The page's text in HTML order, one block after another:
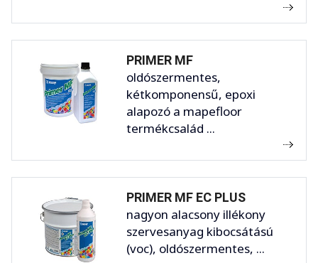
PRIMER MF
oldószermentes,
kétkomponensű, epoxi
alapozó a mapefloor
termékcsalád ...
PRIMER MF EC PLUS
nagyon alacsony illékony
szervesanyag kibocsátású
(voc), oldószermentes, ...